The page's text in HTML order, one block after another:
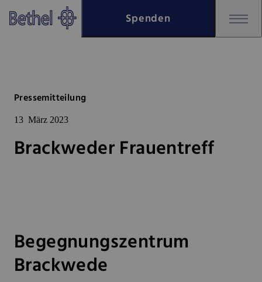
Zum Hauptinhalt springen
Zur Fußzeile springen
Spenden
Pressemitteilung
13 März 2023
Brackweder Frauentreff
Begegnungszentrum
Brackwede